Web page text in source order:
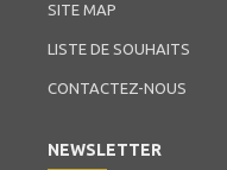
SITE MAP
LISTE DE SOUHAITS
CONTACTEZ-NOUS
NEWSLETTER